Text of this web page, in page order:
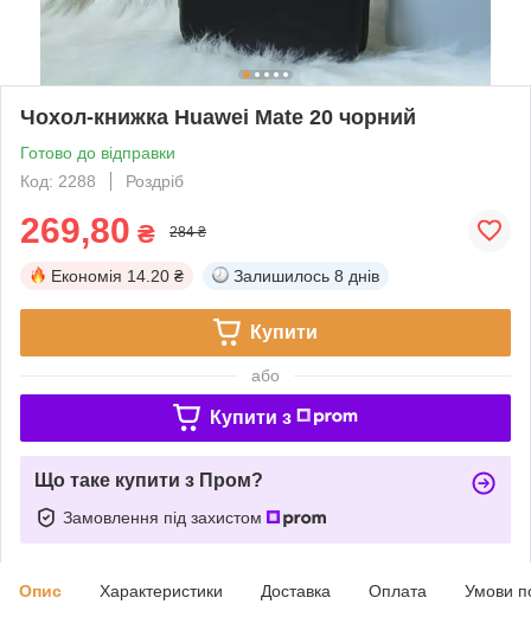
Чохол-книжка Huawei Mate 20 чорний
Готово до відправки
Код: 2288
Роздріб
269,80 ₴ 284 ₴
Економія 14.20 ₴ Залишилось 8 днів
Купити
або
Купити з
Що таке купити з Пром?
Замовлення під захистом
Опис Характеристики Доставка Оплата Умови